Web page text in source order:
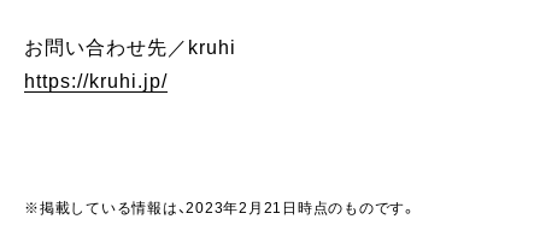
お問い合わせ先／kruhi
https://kruhi.jp/
※掲載している情報は、2023年2月21日時点のものです。